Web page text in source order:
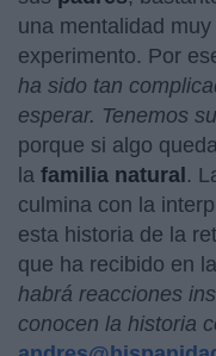
una mentalidad
experimento. Por
ha sido tan
esperar. Tenemos
porque si algo
la familia natural.
culmina con la
esta historia de la
que ha recibido en
habrá reacciones
conocen la historia